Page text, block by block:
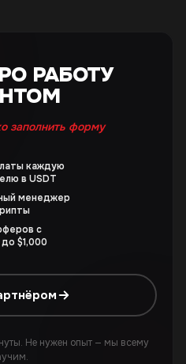
РАБОТУ
заполнить форму
каждую
в USDT
менеджер
с
до $1,000
Не нужен опыт — мы всему